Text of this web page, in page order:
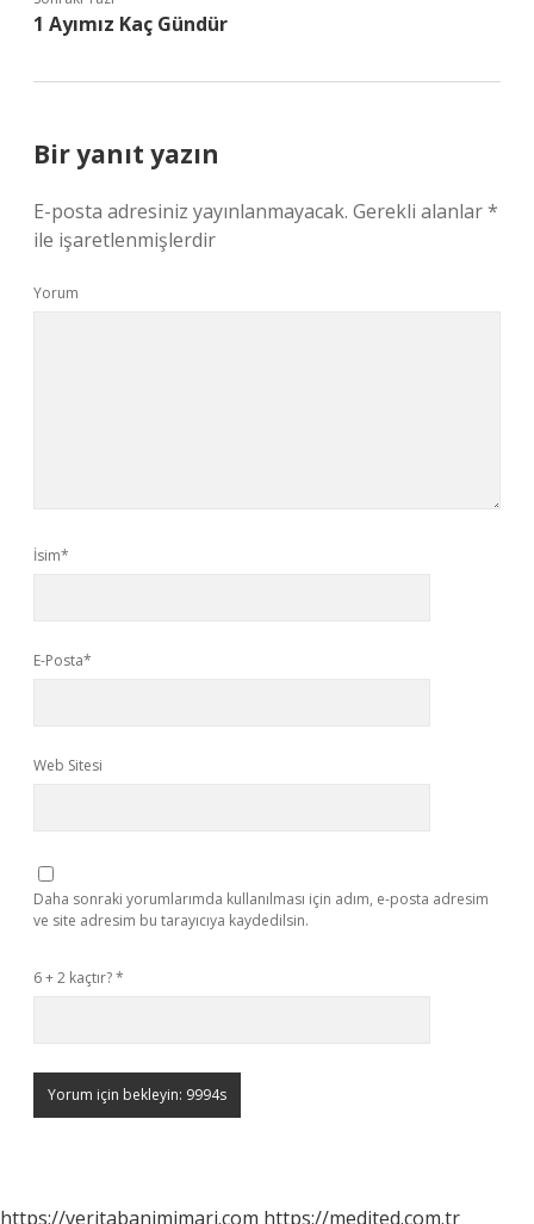
1 Ayımız Kaç Gündür
Bir yanıt yazın
E-posta adresiniz yayınlanmayacak. Gerekli alanlar*
ile işaretlenmişlerdir
Yorum
İsim*
E-Posta*
Web Sitesi
Daha sonraki yorumlarımda kullanılması için adım, e-posta adresim
ve site adresim bu tarayıcıya kaydedilsin.
6 + 2 kaçtır?*
https://veritabanimimari.com https://medited.com.tr